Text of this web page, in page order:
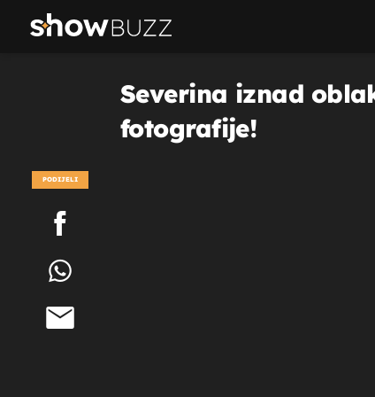
Severina iznad
fotografije!
PODIJELI